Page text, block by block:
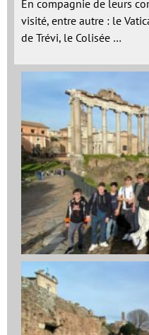
En compagnie de leurs
visité, entre autre : le
de Trévi, le Colisée …